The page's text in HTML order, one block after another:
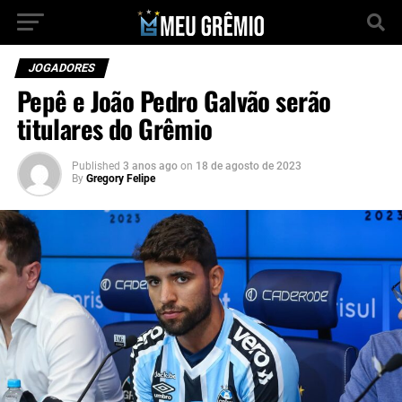
JOGADORES
Pepê e João Pedro Galvão serão
titulares do Grêmio
Published 3 anos ago on 18 de agosto de 2023
By Gregory Felipe